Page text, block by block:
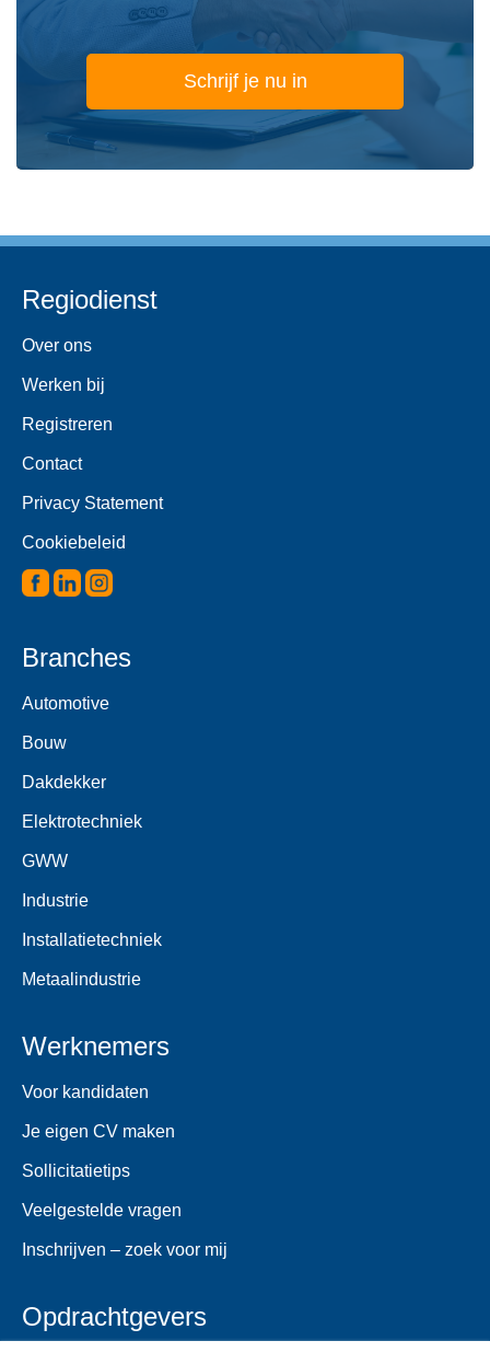
Schrijf je nu in
Regiodienst
Over ons
Werken bij
Registreren
Contact
Privacy Statement
Cookiebeleid
Branches
Automotive
Bouw
Dakdekker
Elektrotechniek
GWW
Industrie
Installatietechniek
Metaalindustrie
Werknemers
Voor kandidaten
Je eigen CV maken
Sollicitatietips
Veelgestelde vragen
Inschrijven – zoek voor mij
Opdrachtgevers